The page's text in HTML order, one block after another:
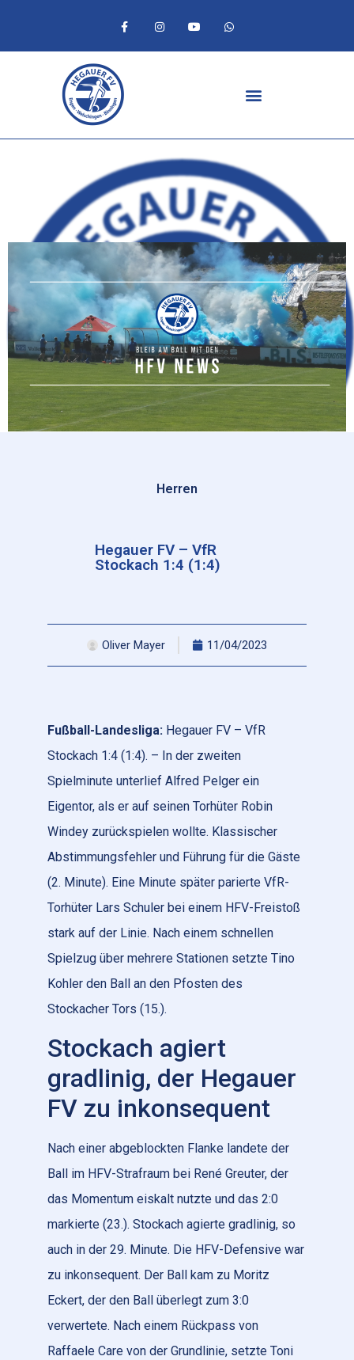
Herren
Hegauer FV – VfR
Stockach 1:4 (1:4)
Oliver Mayer 11/04/2023
Fußball-Landesliga: Hegauer FV – VfR
Stockach 1:4 (1:4). – In der zweiten
Spielminute unterlief Alfred Pelger ein
Eigentor, als er auf seinen Torhüter Robin
Windey zurückspielen wollte. Klassischer
Abstimmungsfehler und Führung für die Gäste
(2. Minute). Eine Minute später parierte VfR-
Torhüter Lars Schuler bei einem HFV-Freistoß
stark auf der Linie. Nach einem schnellen
Spielzug über mehrere Stationen setzte Tino
Kohler den Ball an den Pfosten des
Stockacher Tors (15.).
Stockach agiert
gradlinig, der Hegauer
FV zu inkonsequent
Nach einer abgeblockten Flanke landete der
Ball im HFV-Strafraum bei René Greuter, der
das Momentum eiskalt nutzte und das 2:0
markierte (23.). Stockach agierte gradlinig, so
auch in der 29. Minute. Die HFV-Defensive war
zu inkonsequent. Der Ball kam zu Moritz
Eckert, der den Ball überlegt zum 3:0
verwertete. Nach einem Rückpass von
Raffaele Care von der Grundlinie, setzte Toni